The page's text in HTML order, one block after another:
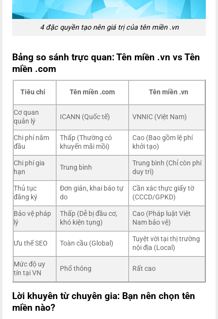
4 đặc quyền tạo nên giá trị của tên miền .vn
Bảng so sánh trực quan: Tên miền .vn vs Tên
miền .com
Tiêu chí Tên miền .com Tên miền .vn
Cơ quan
quản lý
ICANN (Quốc tế) VNNIC (Việt Nam)
Chi phí năm
đầu
Thấp (Thường có
khuyến mãi mồi)
Cao (Bao gồm lệ phí
khởi tạo)
Chi phí gia
hạn
Trung bình
Trung bình (Chỉ còn phí
duy trì)
Thủ tục
đăng ký
Đơn giản, khai báo tự
do
Cần xác thực giấy tờ
(CCCD/GPKD)
Bảo vệ pháp
lý
Thấp (Dễ bị đầu cơ,
khó kiện tụng)
Cao (Pháp luật Việt
Nam bảo vệ)
Ưu thế SEO Toàn cầu (Global)
Tuyệt vời tại thị trường
nội địa (Local)
Mức độ uy
tín tại VN
Phổ thông Rất cao
Lời khuyên từ chuyên gia: Bạn nên chọn tên
miền nào?